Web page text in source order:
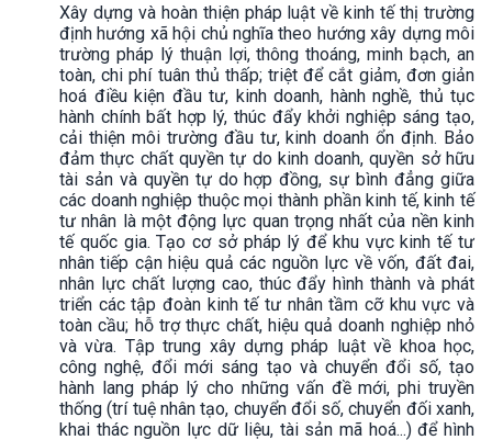
Xây dựng và hoàn thiện pháp luật về kinh tế thị trường
định hướng xã hội chủ nghĩa theo hướng xây dựng môi
trường pháp lý thuận lợi, thông thoáng, minh bạch, an
toàn, chi phí tuân thủ thấp; triệt để cắt giảm, đơn giản
hoá điều kiện đầu tư, kinh doanh, hành nghề, thủ tục
hành chính bất hợp lý, thúc đẩy khởi nghiệp sáng tạo,
cải thiện môi trường đầu tư, kinh doanh ổn định. Bảo
đảm thực chất quyền tự do kinh doanh, quyền sở hữu
tài sản và quyền tự do hợp đồng, sự bình đẳng giữa
các doanh nghiệp thuộc mọi thành phần kinh tế, kinh tế
tư nhân là một động lực quan trọng nhất của nền kinh
tế quốc gia. Tạo cơ sở pháp lý để khu vực kinh tế tư
nhân tiếp cận hiệu quả các nguồn lực về vốn, đất đai,
nhân lực chất lượng cao, thúc đẩy hình thành và phát
triển các tập đoàn kinh tế tư nhân tầm cỡ khu vực và
toàn cầu; hỗ trợ thực chất, hiệu quả doanh nghiệp nhỏ
và vừa. Tập trung xây dựng pháp luật về khoa học,
công nghệ, đổi mới sáng tạo và chuyển đổi số, tạo
hành lang pháp lý cho những vấn đề mới, phi truyền
thống (trí tuệ nhân tạo, chuyển đổi số, chuyển đối xanh,
khai thác nguồn lực dữ liệu, tài sản mã hoá...) để hình